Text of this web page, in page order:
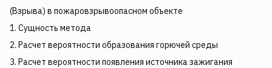
(Взрыва) в пожаровзрывоопасном объекте
1. Сущность метода
2. Расчет вероятности образования горючей среды
3. Расчет вероятности появления источника зажигания